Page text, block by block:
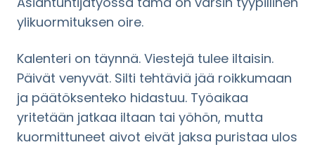
ylikuormituksen oire.
Kalenteri on täynnä. Viestejä tulee iltaisin.
Päivät venyvät. Silti tehtäviä jää roikkumaan
ja päätöksenteko hidastuu. Työaikaa
yritetään jatkaa iltaan tai yöhön, mutta
kuormittuneet aivot eivät jaksa puristaa ulos